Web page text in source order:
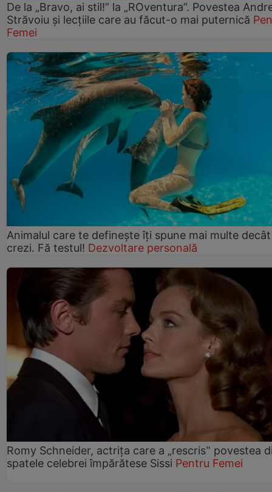
De la „Bravo, ai stil!” la „ROventura”. Povestea
Străvoiu și lecțiile care au făcut-o mai puternică
Femei
Animalul care te definește îți spune mai multe decât
crezi. Fă testul! Dezvoltare personală
Romy Schneider, actrița care a „rescris‟ povestea
spatele celebrei împărătese Sissi Pentru Femei